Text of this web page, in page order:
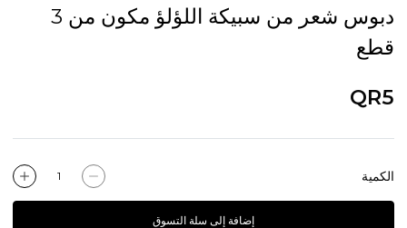
دبوس شعر من سبيكة اللؤلؤ مكون من 3
قطع
QR5
الكمية
إضافة إلى سلة التسوق